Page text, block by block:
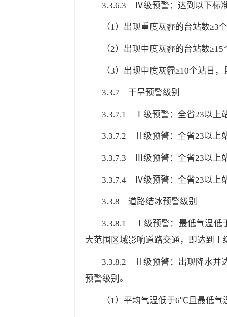
3.3.6.3 Ⅳ级预警：达到以下标
（1）出现重度灰霾的台站数≥3
（2）出现中度灰霾的台站数≥15
（3）出现中度灰霾≥10个站日
3.3.7 干旱预警级别
3.3.7.1 Ⅰ级预警：全省23以上
3.3.7.2 Ⅱ级预警：全省23以上
3.3.7.3 Ⅲ级预警：全省23以上
3.3.7.4 Ⅳ级预警：全省23以上
3.3.8 道路结冰预警级别
3.3.8.1 Ⅰ级预警：最低气温低
大范围区域影响道路交通，即达到Ⅰ
3.3.8.2 Ⅱ级预警：出现降水并
预警级别。
（1）平均气温低于6℃且最低